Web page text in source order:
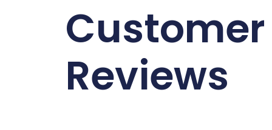
Customer
Reviews